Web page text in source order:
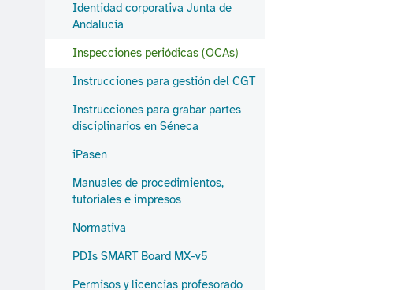
Identidad corporativa Junta de
Andalucía
Inspecciones periódicas (OCAs)
Instrucciones para gestión del CGT
Instrucciones para grabar partes
disciplinarios en Séneca
iPasen
Manuales de procedimientos,
tutoriales e impresos
Normativa
PDIs SMART Board MX-v5
Permisos y licencias profesorado